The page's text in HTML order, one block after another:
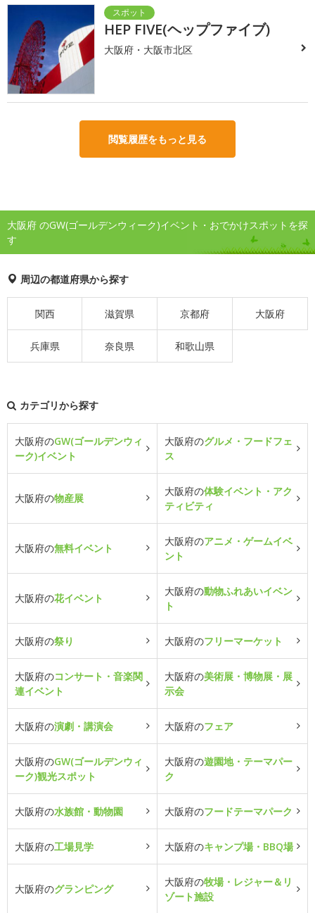
HEP FIVE(ヘップファイブ)
大阪府・大阪市北区
閲覧履歴をもっと見る
大阪府 のGW(ゴールデンウィーク)イベント・おでかけスポットを探
す
周辺の都道府県から探す
関西 滋賀県 京都府 大阪府
兵庫県 奈良県 和歌山県
カテゴリから探す
大阪府のGW(ゴールデンウィ
ーク)イベント
大阪府のグルメ・フードフェ
ス
大阪府の物産展
大阪府の体験イベント・アク
ティビティ
大阪府の無料イベント
大阪府のアニメ・ゲームイベ
ント
大阪府の花イベント
大阪府の動物ふれあいイベン
ト
大阪府の祭り 大阪府のフリーマーケット
大阪府のコンサート・音楽関
連イベント
大阪府の美術展・博物展・展
示会
大阪府の演劇・講演会 大阪府のフェア
大阪府のGW(ゴールデンウィ
ーク)観光スポット
大阪府の遊園地・テーマパー
ク
大阪府の水族館・動物園 大阪府のフードテーマパーク
大阪府の工場見学 大阪府のキャンプ場・BBQ場
大阪府のグランピング
大阪府の牧場・レジャー＆リ
ゾート施設